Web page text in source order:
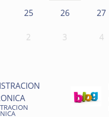
25 26 27
2 3 4